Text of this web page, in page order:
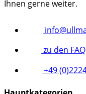
Ihnen gerne weiter.
zu den FAQ
+49